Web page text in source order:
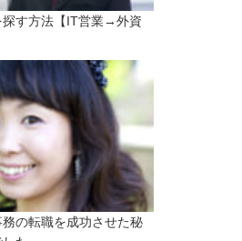
探す方法【IT営業→外資
の転職を成功させた秘